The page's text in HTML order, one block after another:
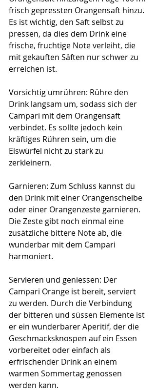
frisch gepressten Orangensaft hinzu.
Es ist wichtig, den Saft selbst zu
pressen, da dies dem Drink eine
frische, fruchtige Note verleiht, die
mit gekauften Säften nur schwer zu
erreichen ist.
Vorsichtig umrühren: Rühre den
Drink langsam um, sodass sich der
Campari mit dem Orangensaft
verbindet. Es sollte jedoch kein
kräftiges Rühren sein, um die
Eiswürfel nicht zu stark zu
zerkleinern.
Garnieren: Zum Schluss kannst du
den Drink mit einer Orangenscheibe
oder einer Orangenzeste garnieren.
Die Zeste gibt noch einmal eine
zusätzliche bittere Note ab, die
wunderbar mit dem Campari
harmoniert.
Servieren und geniessen: Der
Campari Orange ist bereit, serviert
zu werden. Durch die Verbindung
der bitteren und süssen Elemente ist
er ein wunderbarer Aperitif, der die
Geschmacksknospen auf ein Essen
vorbereitet oder einfach als
erfrischender Drink an einem
warmen Sommertag genossen
werden kann.